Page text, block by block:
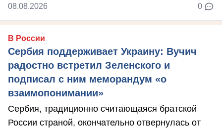
08.08.2026 0
В России
Сербия поддерживает Украину: Вучич
радостно встретил Зеленского и
подписал с ним меморандум «о
взаимопонимании»
Сербия, традиционно считающаяся братской
России страной, окончательно отвернулась от